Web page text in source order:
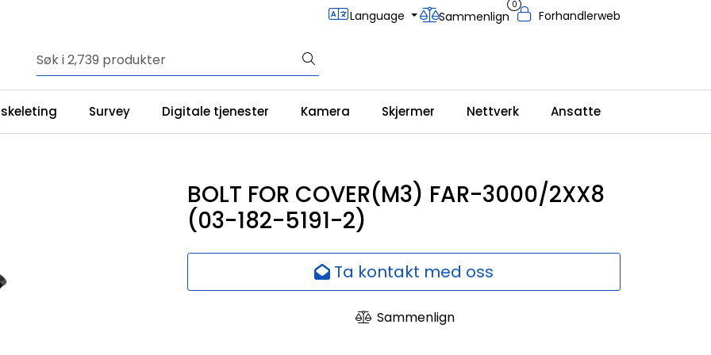
Language Sammenlign
0
Forhandlerweb
Survey Digitale tjenester Kamera Skjermer Nettverk Ansatte
BOLT FOR COVER(M3) FAR-3000/2XX8
(03-182-5191-2)
Ta kontakt med oss
Sammenlign